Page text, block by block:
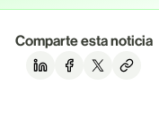
Comparte esta noticia